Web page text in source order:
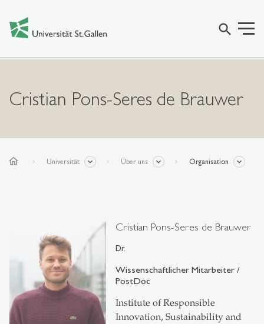
search
Cristian Pons-Seres de Brauwer
home Universität Über uns Organisation
Cristian Pons-Seres de Brauwer
Dr.
Wissenschaftlicher Mitarbeiter /
PostDoc
Institute of Responsible
Innovation, Sustainability and